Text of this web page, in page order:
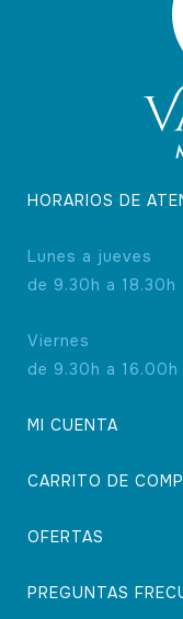
HORARIOS DE
Lunes a jueves
de 9.30h a 18.30h
Viernes
de 9.30h a 16.00h
MI CUENTA
CARRITO DE
OFERTAS
PREGUNTAS